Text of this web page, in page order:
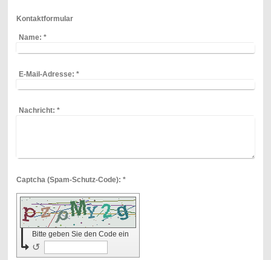
Kontaktformular
Name: *
E-Mail-Adresse: *
Nachricht: *
Captcha (Spam-Schutz-Code): *
Bitte geben Sie den Code ein
↺